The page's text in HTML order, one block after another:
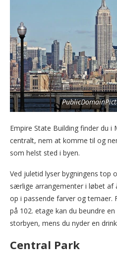
Empire State Building finder du
centralt, nem at komme til og
som helst sted i byen.
Ved juletid lyser bygningens top
særlige arrangementer i løbet af
op i passende farver og temaer.
på 102. etage kan du beundre
storbyen, mens du nyder en
Central Park